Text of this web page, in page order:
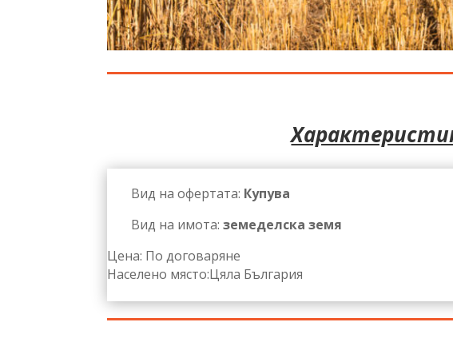
Вид на офертата: Купува
Вид на имота:земеделска земя
Цена: По договаряне
Населено място:Цяла България